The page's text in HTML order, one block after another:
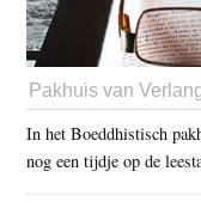
Pakhuis van
In het Boeddhistisch
nog een tijdje op de